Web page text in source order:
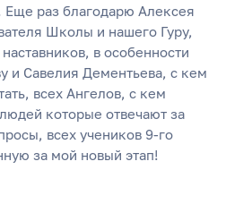
Еще раз благодарю Алексея
Школы и нашего Гуру,
в особенности
и Савелия Дементьева, с кем
всех Ангелов, с кем
которые отвечают за
всех учеников 9-го
за мой новый этап!